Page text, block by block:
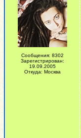
Сообщения: 8302
Зарегистрирован:
19.09.2005
Откуда: Москва